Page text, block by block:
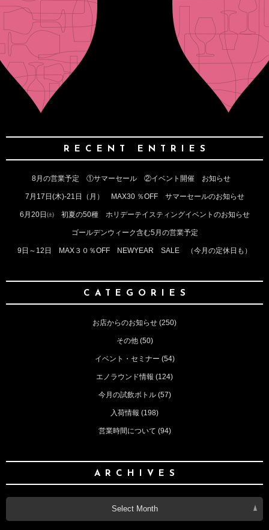
RECENT ENTRIES
8月の営業予定 ①サマーセール ②イベント開催 お知らせ
7月17日(木)‐21日（月） MAX30 ％OFF サマーセールのお知らせ
6月20日㈯ 初夏の50種 ホリデーテイスティングイベントのお知らせ
ゴールデンウィーク含む5月の営業予定
9日～12日 MAX３０％OFF NEWYEAR SALE （今月の定休日も）
CATEGORIES
お店からのお知らせ (250)
その他(50)
イベント・セミナー (54)
エノラウンド情報 (124)
今月の試飲ボトル(57)
入荷情報 (198)
営業時間について (94)
ARCHIVES
Select Month